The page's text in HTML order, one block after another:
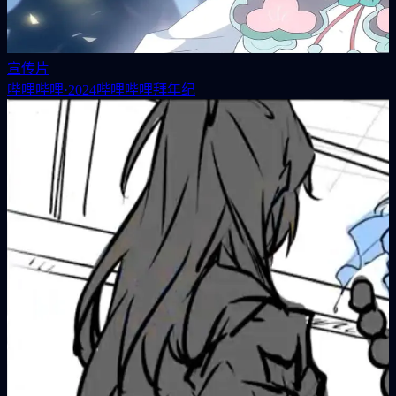
宣传片
哔哩哔哩·2024哔哩哔哩拜年纪